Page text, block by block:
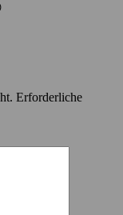
Erforderliche